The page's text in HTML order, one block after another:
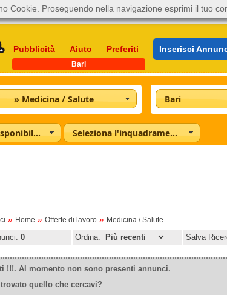
Pubblicità Aiuto Preferiti Inserisci
Bari
» Medicina / Salute Bari
Seleziona la disponibilità Seleziona l'inquadramento
» Home » Offerte di lavoro » Medicina / Salute
0 Ordina: Salva
!!!. Al momento non sono presenti annunci.
quello che cercavi?
Cookie. Proseguendo nella navigazione esprimi il tuo